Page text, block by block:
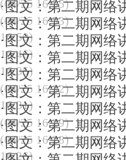
(04/25 16:55)
·图文：第二期网络
(04/25 16:53)
·图文：第二期网络
16:50)
·图文：第二期网络
16:46)
·图文：第二期网络
16:35)
·图文：第二期网络
(04/25 16:32)
·图文：第二期网络
16:31)
·图文：第二期网络
(04/25 16:29)
·图文：第二期网络
(04/25 16:28)
·图文：第二期网络
16:26)